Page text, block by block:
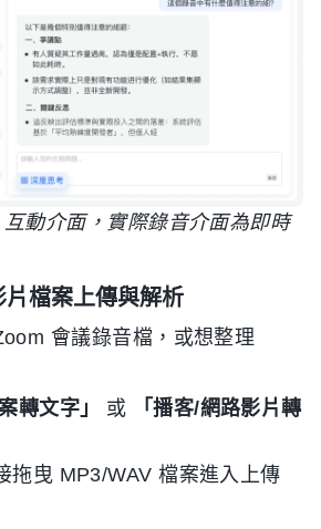
動介面，實際錄音介面為即時
檔案上傳與解析
會議錄音檔，或想整理
轉文字」 或
「播客/網路影片轉
拖曳 MP3/WAV 檔案進入上傳